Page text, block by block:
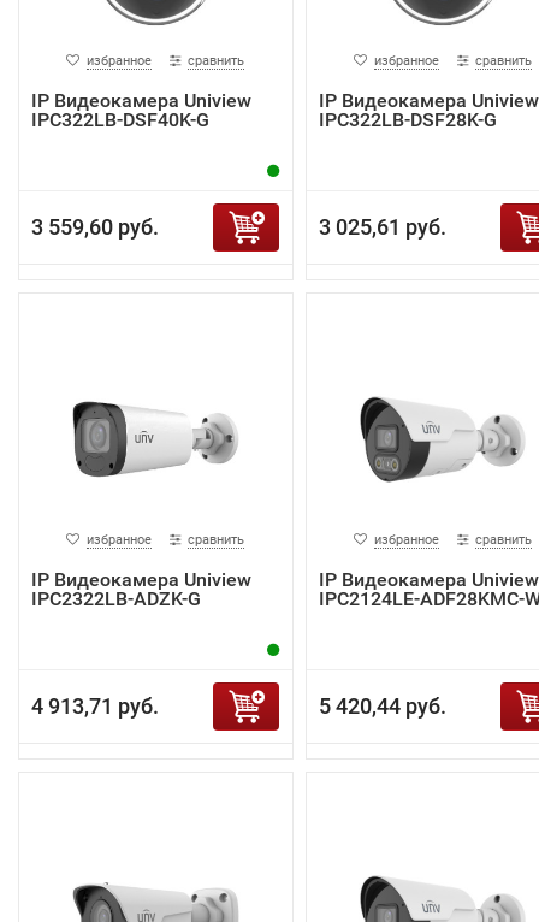
избранное сравнить
IP Видеокамера Uniview
IPC322LB-DSF40K-G
3 559,60 руб.
избранное сравнить
IP Видеокамера Uniview
IPC322LB-DSF28K-G
3 025,61 руб.
избранное сравнить
IP Видеокамера Uniview
IPC2322LB-ADZK-G
4 913,71 руб.
избранное сравнить
IP Видеокамера Uniview
IPC2124LE-ADF28KMC-
5 420,44 руб.